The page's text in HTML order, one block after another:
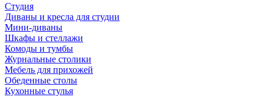
Студия
Диваны и кресла для студии
Мини-диваны
Шкафы и стеллажи
Комоды и тумбы
Журнальные столики
Мебель для прихожей
Обеденные столы
Кухонные стулья